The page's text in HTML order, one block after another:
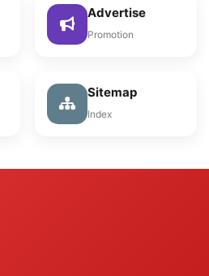
Advertise
Promotion
Sitemap
Index